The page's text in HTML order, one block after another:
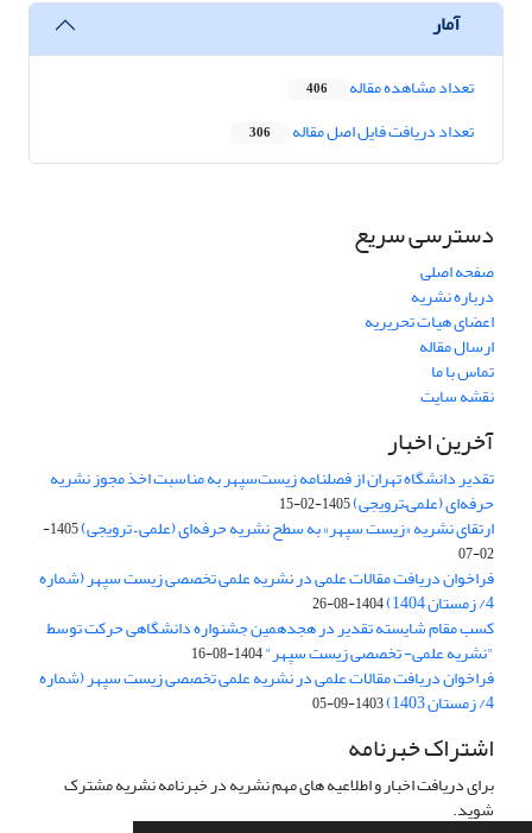
آمار
تعداد مشاهده مقاله 406
تعداد دریافت فایل اصل مقاله 306
دسترسی سریع
صفحه اصلی
درباره نشریه
اعضای هیات تحریریه
ارسال مقاله
تماس با ما
نقشه سایت
آخرین اخبار
تقدیر دانشگاه تهران از فصلنامه زیست‌سپهر به مناسبت اخذ مجوز نشریه
حرفه‌ای (علمی–ترویجی)1405-02-15
ارتقای نشریه «زیست‌ سپهر» به سطح نشریه حرفه‌ای (علمی – ترویجی)
1405-
02-07
فراخوان دریافت مقالات علمی در نشریه علمی تخصصی زیست سپهر (شماره
4/ زمستان 1404) 1404-08-26
کسب مقام شایسته تقدیر در هجدهمین جشنواره دانشگاهی حرکت توسط
"نشریه علمی- تخصصی زیست سپهر"1404-08-16
فراخوان دریافت مقالات علمی در نشریه علمی تخصصی زیست سپهر (شماره
4/ زمستان 1403) 1403-09-05
اشتراک خبرنامه
برای دریافت اخبار و اطلاعیه های مهم نشریه در خبرنامه نشریه مشترک
شوید.